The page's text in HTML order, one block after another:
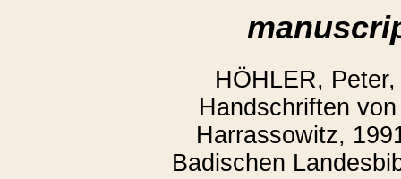
HÖHLER,
Handschriften
Harrassowitz,
Badischen